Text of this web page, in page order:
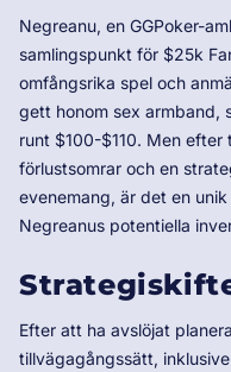
Negreanu, en GGPoker-
samlingspunkt för $25k
omfångsrika spel och
gett honom sex armband,
runt $100-$110. Men
förlustsomrar och en
evenemang, är det en
Negreanus potentiella
Efter att ha avslöjat
tillvägagångssätt,